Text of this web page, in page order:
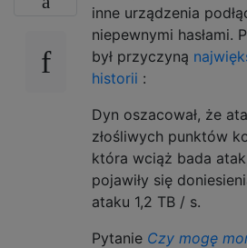
inne urządzenia
niepewnymi hasłami.
był przyczyną
historii :
Dyn oszacował, że
złośliwych punktów
która wciąż bada
pojawiły się
ataku 1,2 TB / s.
Pytanie Czy mogę